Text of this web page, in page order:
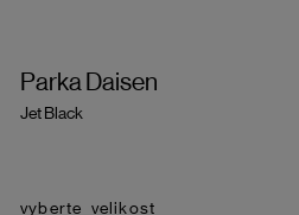
Parka Daisen
Jet Black
velikost